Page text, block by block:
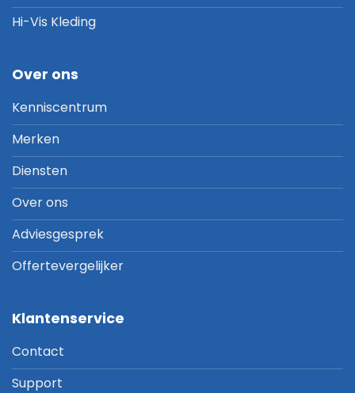
Hi-Vis Kleding
Over ons
Kenniscentrum
Merken
Diensten
Over ons
Adviesgesprek
Offertevergelijker
Klantenservice
Contact
Support